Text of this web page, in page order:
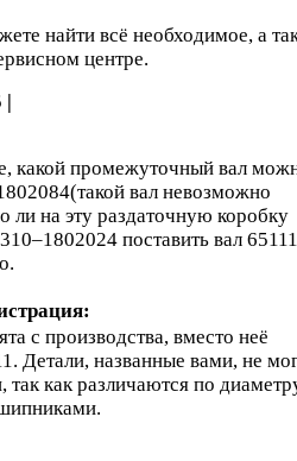
найти всё необходимое, а
центре.
|
какой промежуточный вал
вал невозможно
на эту раздаточную коробку
поставить вал
с производства, вместо неё
Детали, названные вами, не
как различаются по